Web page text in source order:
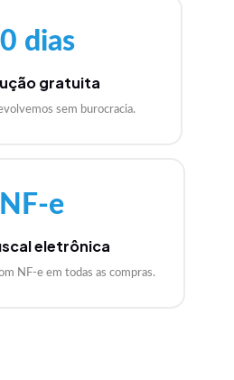
dias
gratuita
sem burocracia.
NF-e
eletrônica
NF-e em todas as compras.